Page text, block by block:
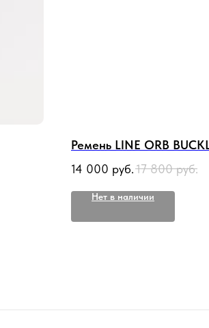
Ремень LINE ORB
14 000 руб.17 800 руб.
Нет в наличии